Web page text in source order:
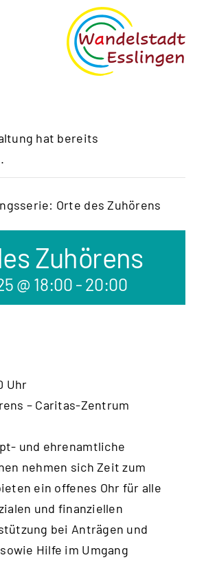
hat bereits
Orte des Zuhörens
Zuhörens
@ 18:00 - 20:00
Uhr
– Caritas-Zentrum
und ehrenamtliche
nehmen sich Zeit zum
ein offenes Ohr für alle
und finanziellen
bei Anträgen und
Hilfe im Umgang